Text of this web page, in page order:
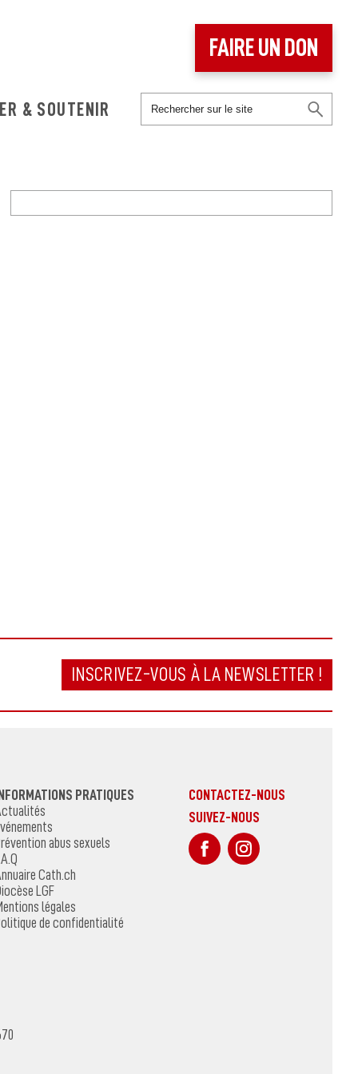
& SOUTENIR
FAIRE UN DON
INSCRIVEZ-VOUS À LA NEWSLETTER !
PRATIQUES
abus sexuels
Cath.ch
LGF
légales
de confidentialité
CONTACTEZ-NOUS
SUIVEZ-NOUS
sur Facebook